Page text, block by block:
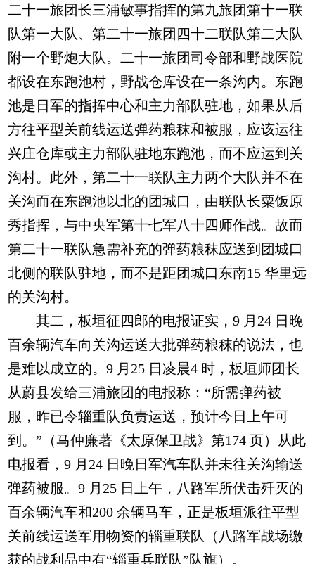
二十一旅团长三浦敏事指挥的第九旅团第十一联
队第一大队、第二十一旅团四十二联队第二大队
附一个野炮大队。二十一旅团司令部和野战医院
都设在东跑池村，野战仓库设在一条沟内。东跑
池是日军的指挥中心和主力部队驻地，如果从后
方往平型关前线运送弹药粮秣和被服，应该运往
兴庄仓库或主力部队驻地东跑池，而不应运到关
沟村。此外，第二十一联队主力两个大队并不在
关沟而在东跑池以北的团城口，由联队长粟饭原
秀指挥，与中央军第十七军八十四师作战。故而
第二十一联队急需补充的弹药粮秣应送到团城口
北侧的联队驻地，而不是距团城口东南15 华里远
的关沟村。
其二，板垣征四郎的电报证实，9 月24 日晚
百余辆汽车向关沟运送大批弹药粮秣的说法，也
是难以成立的。9 月25 日凌晨4 时，板垣师团长
从蔚县发给三浦旅团的电报称：“所需弹药被
服，昨已令辎重队负责运送，预计今日上午可
到。”（马仲廉著《太原保卫战》第174 页）从此
电报看，9 月24 日晚日军汽车队并未往关沟输送
弹药被服。9 月25 日上午，八路军所伏击歼灭的
百余辆汽车和200 余辆马车，正是板垣派往平型
关前线运送军用物资的辎重联队（八路军战场缴
获的战利品中有“辎重兵联队”队旗）。